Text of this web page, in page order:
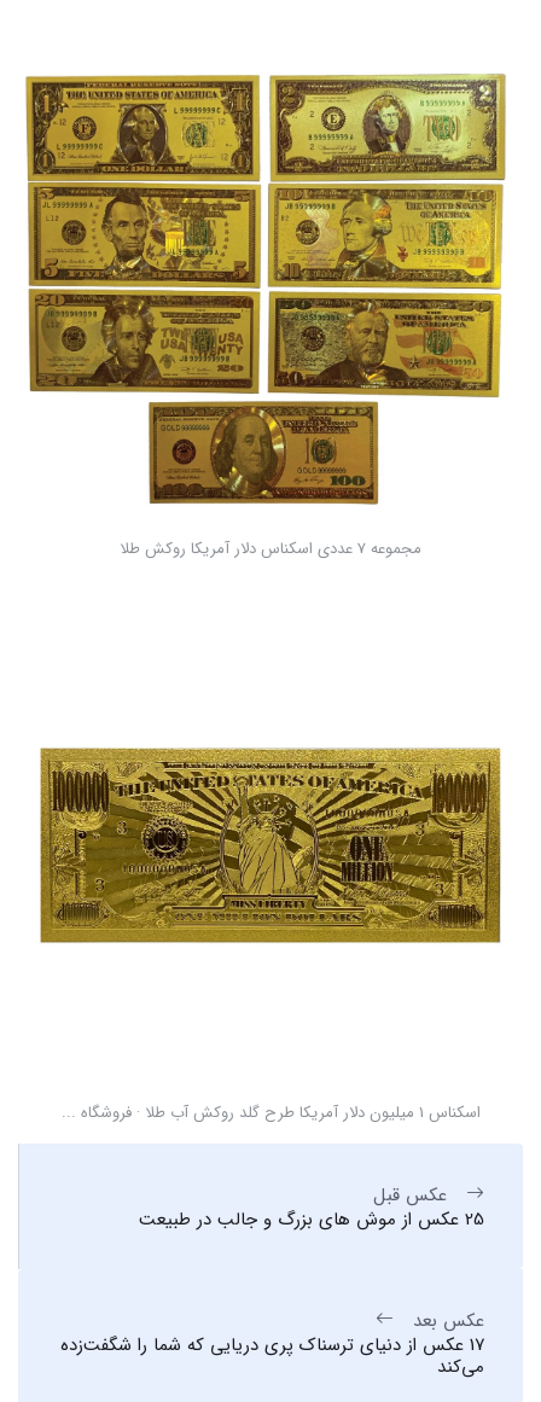
مجموعه 7 عددی اسکناس دلار آمریکا روکش طلا
اسکناس 1 میلیون دلار آمریکا طرح گلد روکش آب طلا · فروشگاه ...
عکس قبل
25 عکس از موش های بزرگ و جالب در طبیعت
عکس بعد
17 عکس از دنیای ترسناک پری دریایی که شما را شگفت‌زده
می‌کند